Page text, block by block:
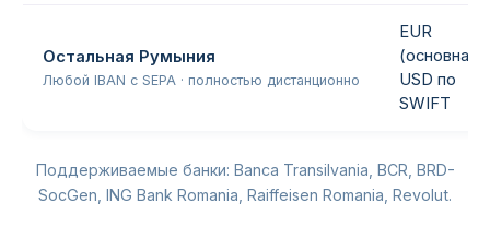
Остальная Румыния
Любой IBAN с SEPA · полностью дистанционно
EUR
(основная),
USD по
SWIFT
Поддерживаемые банки: Banca Transilvania, BCR, BRD-
SocGen, ING Bank Romania, Raiffeisen Romania, Revolut.